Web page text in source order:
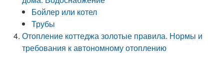
Бойлер или котел
Трубы
Отопление коттеджа золотые правила. Нормы и
требования к автономному отоплению